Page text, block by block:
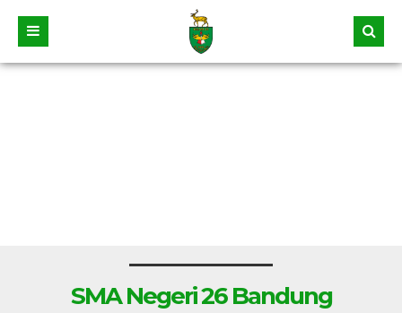
SMA Negeri 26 Bandung